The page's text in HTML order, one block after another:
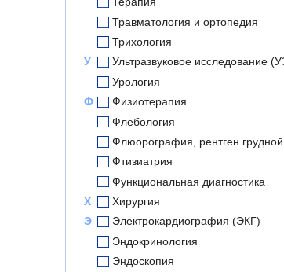
Травматология и ортопедия
Трихология
У
Ультразвуковое исследование
Урология
Ф
Физиотерапия
Флебология
Флюорография, рентген грудной
Фтизиатрия
Функциональная диагностика
Х
Хирургия
Э
Электрокардиография (ЭКГ)
Эндокринология
Эндоскопия